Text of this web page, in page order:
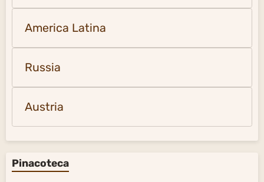
America Latina
Russia
Austria
Pinacoteca